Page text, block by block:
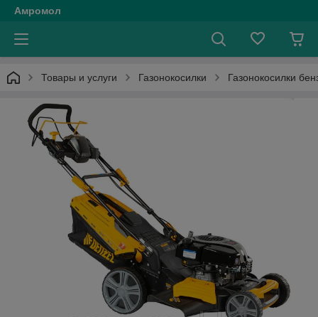
Амромол
Товары и услуги Газонокосилки Газонокосилки